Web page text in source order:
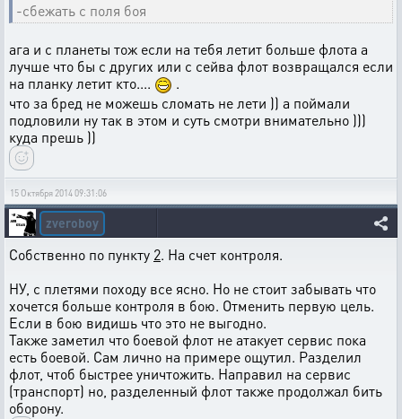
-сбежать с поля боя
ага и с планеты тож если на тебя летит больше флота а
лучше что бы с других или с сейва флот возвращался если
на планку летит кто....
.
что за бред не можешь сломать не лети )) а поймали
подловили ну так в этом и суть смотри внимательно )))
куда прешь ))
15 Октября 2014 09:31:06
zveroboy
Собственно по пункту 2. На счет контроля.
НУ, с плетями походу все ясно. Но не стоит забывать что
хочется больше контроля в бою. Отменить первую цель.
Если в бою видишь что это не выгодно.
Также заметил что боевой флот не атакует сервис пока
есть боевой. Сам лично на примере ощутил. Разделил
флот, чтоб быстрее уничтожить. Направил на сервис
(транспорт) но, разделенный флот также продолжал бить
оборону.